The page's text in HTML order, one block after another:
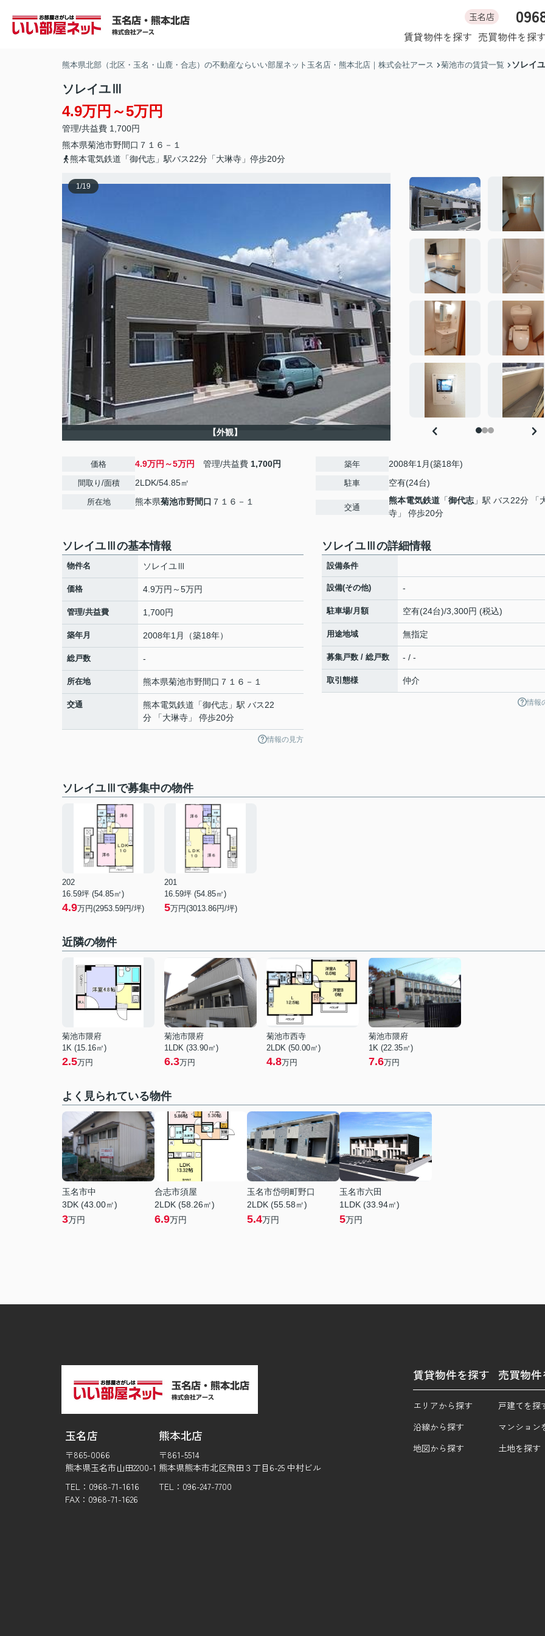
玉名店
賃貸物件を探す 売買物件を探
熊本県北部（北区・玉名・山鹿・合志）の不動産ならいい部屋ネット玉名店・熊本北店｜株式会社アース 菊池市の賃貸一覧 ソレイ
ソレイユⅢ
4.9万円～5万円
管理/共益費 1,700円
熊本県菊池市野間口 ７１６－１
熊本電気鉄道「御代志」駅バス22分「大琳寺」停歩20分
1/19
【外観】
価格 4.9万円～5万円 管理/共益費 1,700円
間取り/面積 2LDK/54.85㎡
所在地 熊本県菊池市野間口 ７１６－１
築年 2008年1月(築18年)
駐車 空有(24台)
交通
熊本電気鉄道 「御代志 」駅 バス22分 「
寺」 停歩20分
ソレイユⅢの基本情報
物件名 ソレイユⅢ
価格 4.9万円～5万円
管理/共益費 1,700円
築年月 2008年1月（築18年）
総戸数 -
所在地 熊本県菊池市野間口 ７１６－１
交通 熊本電気鉄道 「御代志 」駅 バス22
分 「大琳寺」 停歩20分
情報の見方
ソレイユⅢの詳細情報
設備条件
設備(その他) -
駐車場/月額 空有(24台)/3,300円 (税込)
用途地域 無指定
募集戸数 / 総戸数 - / -
取引態様 仲介
情報
ソレイユⅢで募集中の物件
202
16.59坪 (54.85㎡)
4.9万円(2953.59円/坪)
201
16.59坪 (54.85㎡)
5万円(3013.86円/坪)
近隣の物件
菊池市隈府
1K (15.16㎡)
2.5万円
菊池市隈府
1LDK (33.90㎡)
6.3万円
菊池市西寺
2LDK (50.00㎡)
4.8万円
菊池市隈府
1K (22.35㎡)
7.6万円
よく見られている物件
玉名市中
3DK (43.00㎡)
3万円
合志市須屋
2LDK (58.26㎡)
6.9万円
玉名市岱明町野口
2LDK (55.58㎡)
5.4万円
玉名市六田
1LDK (33.94㎡)
5万円
玉名店
〒865-0066
熊本県玉名市山田2200-1
TEL：0968-71-1616
FAX：0968-71-1626
熊本北店
〒861-5514
熊本県熊本市北区飛田３丁目6-25 中村ビル
TEL：096-247-7700
賃貸物件を探す
エリアから探す
沿線から探す
地図から探す
売買物
戸建てを探
マンション
土地を探す